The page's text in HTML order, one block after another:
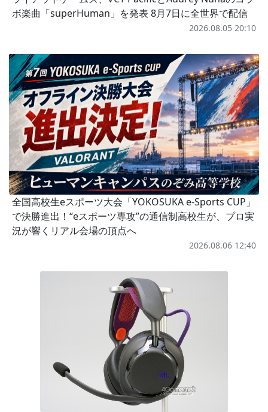
ボ楽曲「superHuman」を発表 8月7日に全世界で配信
2026.08.05 20:10
全国高校生eスポーツ大会「YOKOSUKA e-Sports CUP」
で決勝進出！“eスポーツ専攻”の通信制高校生が、プロ実
況が響くリアル会場の頂点へ
2026.08.06 12:40